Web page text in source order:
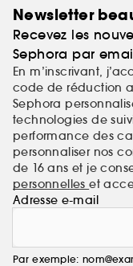
Newsletter
Recevez les
Sephora par
En m’inscrivant,
code de réduction
Sephora
technologies de
performance des
personnaliser nos
de 16 ans et je
personnelleset
Adresse e-mail
Par exemple: